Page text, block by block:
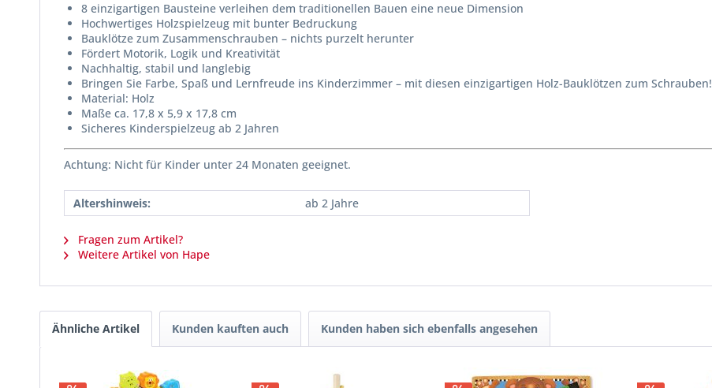
8 einzigartigen Bausteine verleihen dem traditionellen Bauen eine neue Dimension
Hochwertiges Holzspielzeug mit bunter Bedruckung
Bauklötze zum Zusammenschrauben – nichts purzelt herunter
Fördert Motorik, Logik und Kreativität
Nachhaltig, stabil und langlebig
Bringen Sie Farbe, Spaß und Lernfreude ins Kinderzimmer – mit diesen einzigartigen Holz-Bauklötzen zum Schrauben!
Material: Holz
Maße ca. 17,8 x 5,9 x 17,8 cm
Sicheres Kinderspielzeug ab 2 Jahren
Achtung: Nicht für Kinder unter 24 Monaten geeignet.
Altershinweis: ab 2 Jahre
Fragen zum Artikel?
Weitere Artikel von Hape
Ähnliche Artikel Kunden kauften auch Kunden haben sich ebenfalls angesehen